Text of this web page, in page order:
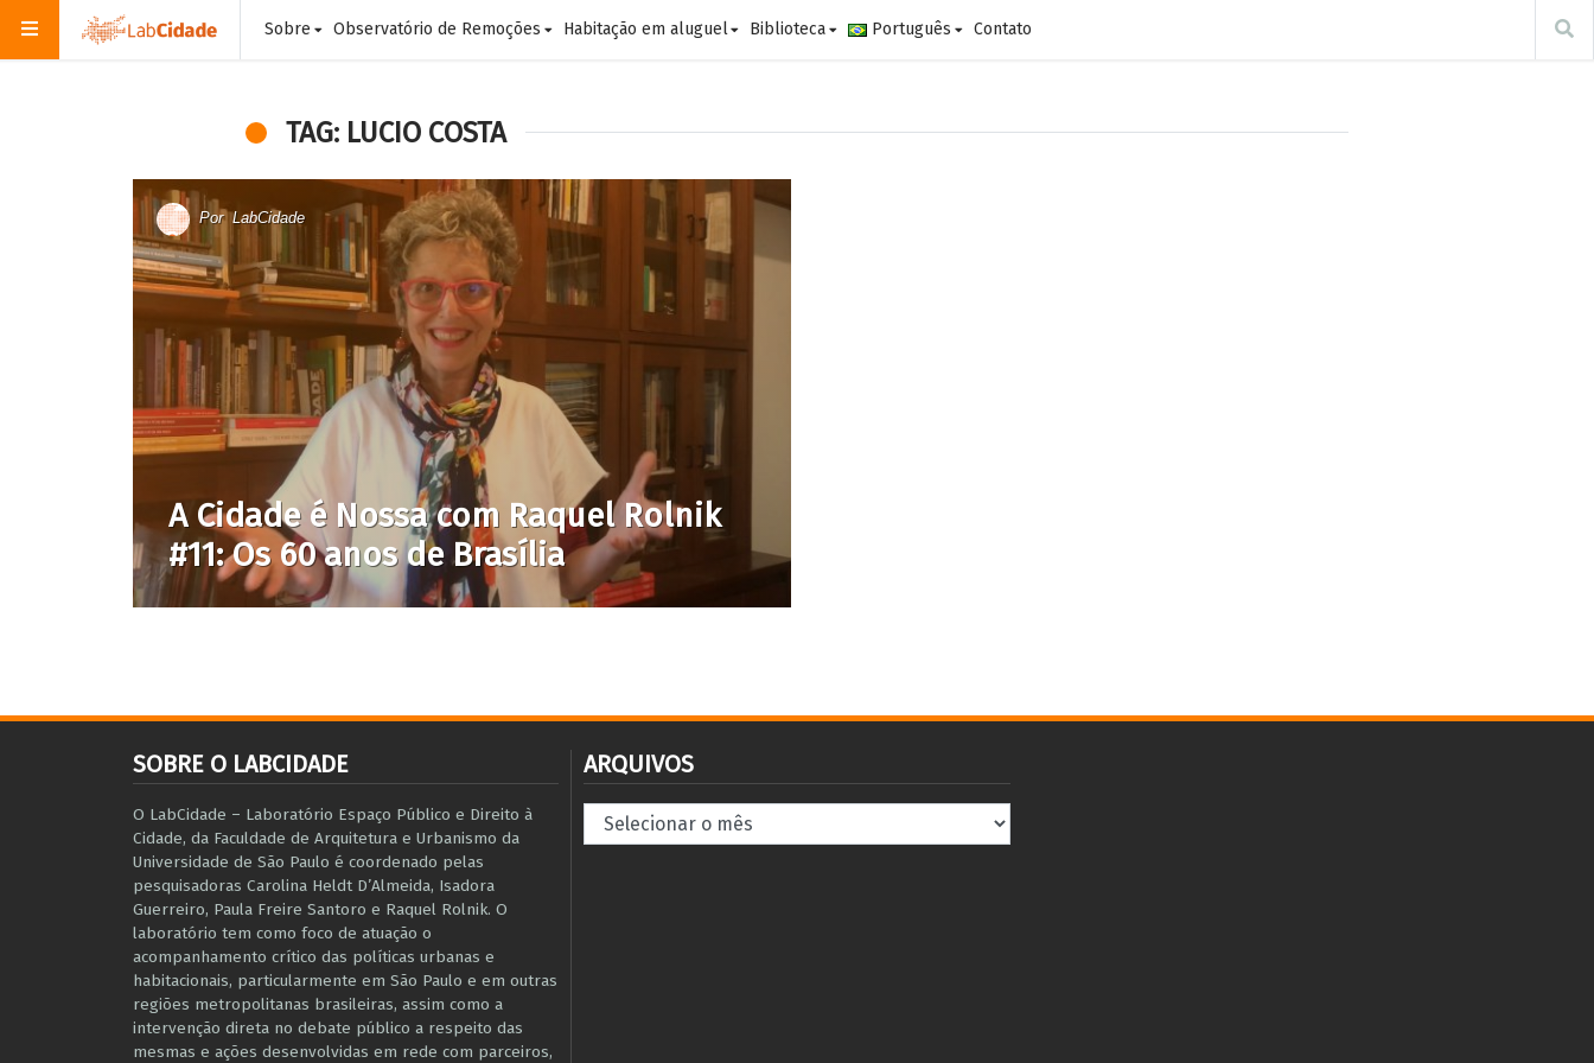
Sobre Observatório de Remoções Habitação em aluguel Biblioteca Português Contato
TAG: LUCIO COSTA
PorLabCidade
A Cidade é Nossa com Raquel Rolnik
#11: Os 60 anos de Brasília
SOBRE O LABCIDADE
O LabCidade – Laboratório Espaço Público e Direito à
Cidade, da Faculdade de Arquitetura e Urbanismo da
Universidade de São Paulo é coordenado pelas
pesquisadoras Carolina Heldt D’Almeida, Isadora
Guerreiro, Paula Freire Santoro e Raquel Rolnik. O
laboratório tem como foco de atuação o
acompanhamento crítico das políticas urbanas e
habitacionais, particularmente em São Paulo e ​em outras
regiões metropolitanas brasileiras, assim como a
intervenção direta no debate público a respeito das
mesmas e ações desenvolvidas em r​e​de com parceiros,
ARQUIVOS
Arquivos